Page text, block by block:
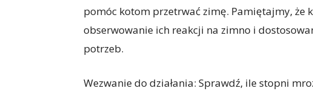
pomóc kotom przetrwać zimę. Pamiętajmy, że
obserwowanie ich reakcji na zimno i
potrzeb.
Wezwanie do działania: Sprawdź, ile stopni